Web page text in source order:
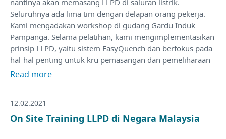
Seluruhnya ada lima tim dengan delapan orang pekerja.
Kami mengadakan workshop di gudang Gardu Induk
Pampanga. Selama pelatihan, kami mengimplementasikan
prinsip LLPD, yaitu sistem EasyQuench dan berfokus pada
hal-hal penting untuk kru pemasangan dan pemeliharaan
Read more
12.02.2021
On Site Training LLPD di Negara Malaysia